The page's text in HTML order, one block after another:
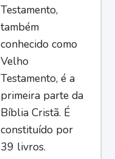
Testamento,
também
conhecido como
Velho
Testamento, é a
primeira parte da
Bíblia Cristã. É
constituído por
39 livros.